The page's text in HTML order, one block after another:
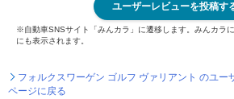
ユーザーレビューを投稿す
※自動車SNSサイト「みんカラ」に遷移します。みんカラ
にも表示されます。
フォルクスワーゲン ゴルフ ヴァリアント のユー
ページに戻る